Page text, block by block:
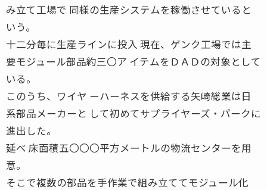
み立て工場で 同様の生産システムを稼働させていると
いう。
十二分毎に生産ラインに投入 現在、ゲンク工場では主
要モジュール部品約三〇ア イテムをＤＡＤの対象として
いる。
このうち、ワイヤ ーハーネスを供給する矢崎総業は日
系部品メーカーと して初めてサプライヤーズ・パークに
進出した。
延べ 床面積五〇〇〇平方メートルの物流センターを用
意。
そこで複数の部品を手作業で組み立ててモジュール化